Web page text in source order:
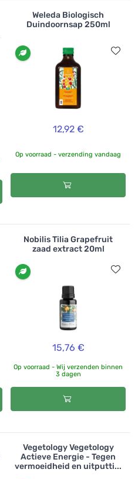
Weleda Biologisch
Duindoornsap 250ml
12,92 €
Op voorraad - verzending vandaag
Nobilis Tilia Grapefruit
zaad extract 20ml
15,76 €
Op voorraad - Wij verzenden binnen
3 dagen
Vegetology Vegetology
Actieve Energie - Tegen
vermoeidheid en uitputti...